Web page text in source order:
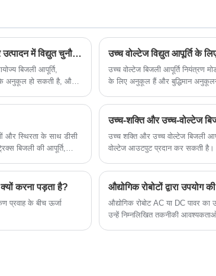
एडजस्टेबल विद्युत आपूर्तियाँ इलेक्ट्रॉनिक्स अनुसंधान एवं विकास, परीक्षण और उत्पादन में विद्युत चुनौतियों का समाधान कैसे करती हैं?
बिजली आपूर्ति,
के अनुकूल हो सकती है, और
उच्च वोल्टेज विद्युत आपूर्ति के
उच्च वोल्टेज बिजली आपूर्ति नियंत्रण
के लिए अनुकूल हैं और बुद्धिमान
और स्थिरता के साथ डीसी
बिजली की आपूर्ति,
उच्च शक्ति और उच्च वोल्टेज बिजली
वोल्टेज आउटपुट प्रदान कर सकती
करना पड़ता है?
प्रवाह के बीच ऊर्जा
औद्योगिक रोबोट AC या DC पावर
उन्हें निम्नलिखित तकनीकी